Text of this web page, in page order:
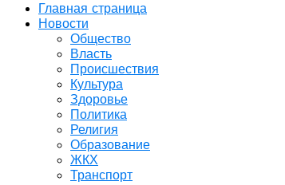
Главная страница
Новости
Общество
Власть
Происшествия
Культура
Здоровье
Политика
Религия
Образование
ЖКХ
Транспорт